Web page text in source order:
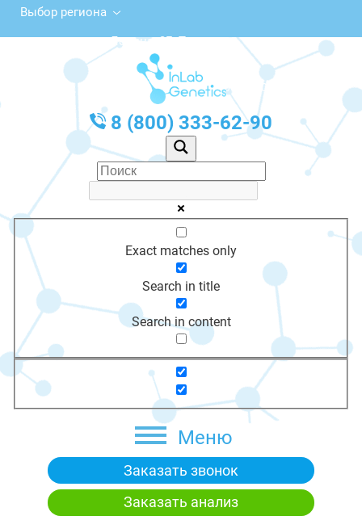
Выбор региона
ул. Ленина, 3Б, Тогучин
с 10:00 до 20:00
График работы: Пн-Пт с 10:00 до 20:00
8 (800) 333-62-90
Exact matches only
Search in title
Search in content
Меню
Заказать звонок
Заказать анализ